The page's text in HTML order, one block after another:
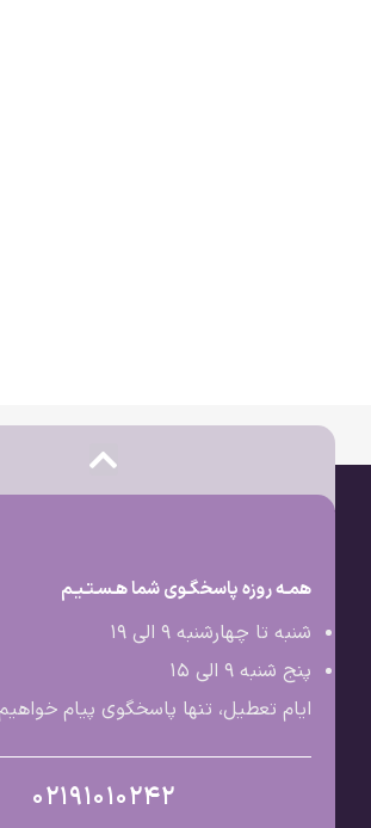
همـه روزه پاسخگـوی شما هـسـتـیـم
شنبه تا چهارشنبه 9 الی ۱۹
پنج شنبه 9 الی ۱۵
ایام تعطیل، تنها پاسخگوی پیام
02191010242